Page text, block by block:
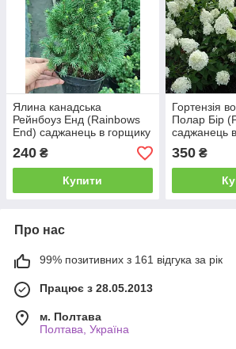
Ялина канадська
Рейнбоуз Енд (Rainbows
End) саджанець в горщику
2 л
240 ₴
Купити
Гортензія
Полар Бір
саджанець
350₴
Про нас
99% позитивних з 161 відгука за рік
Працює з 28.05.2013
м. Полтава
Полтава, Україна